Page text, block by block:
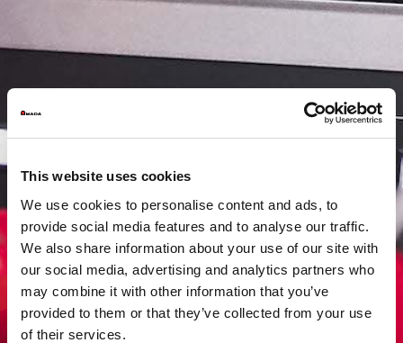
This website uses cookies
We use cookies to personalise content and ads, to
provide social media features and to analyse our traffic.
We also share information about your use of our site with
our social media, advertising and analytics partners who
may combine it with other information that you’ve
provided to them or that they’ve collected from your use
of their services.